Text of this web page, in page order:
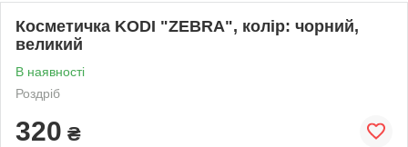
Косметичка KODI "ZEBRA", колір: чорний,
великий
В наявності
Роздріб
320 ₴